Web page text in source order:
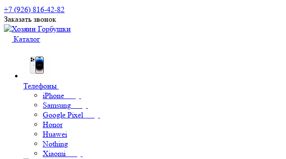
+7 (926) 816-42-82
Заказать звонок
Каталог
Телефоны
iPhone
Samsung
Google Pixel
Honor
Huawei
Nothing
Xiaomi